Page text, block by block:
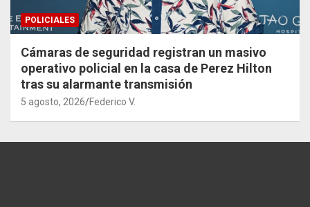
POLICIALES
Cámaras de seguridad registran un masivo
operativo policial en la casa de Perez Hilton
tras su alarmante transmisión
5 agosto, 2026 Federico V.